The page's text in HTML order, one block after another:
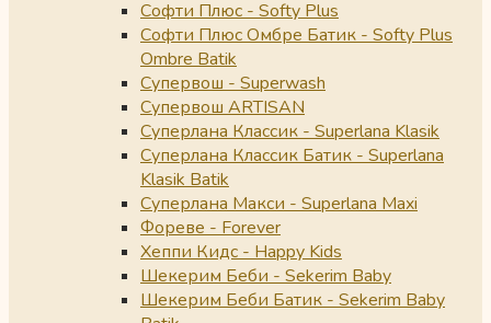
Софти Плюс - Softy Plus
Софти Плюс Омбре Батик - Softy Plus
Ombre Batik
Супервош - Superwash
Супервош ARTISAN
Суперлана Классик - Superlana Klasik
Суперлана Классик Батик - Superlana
Klasik Batik
Суперлана Макси - Superlana Maxi
Фореве - Forever
Хеппи Кидс - Happy Kids
Шекерим Беби - Sekerim Baby
Шекерим Беби Батик - Sekerim Baby